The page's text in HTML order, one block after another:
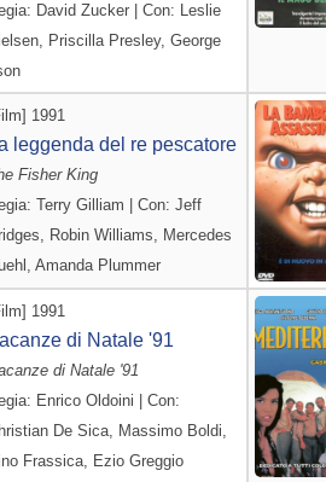
David Zucker | Con: Leslie
Priscilla Presley, George
1991
leggenda del re pescatore
Fisher King
Terry Gilliam | Con: Jeff
Robin Williams, Mercedes
Amanda Plummer
1991
di Natale '91
di Natale '91
Enrico Oldoini | Con:
De Sica, Massimo Boldi,
Frassica, Ezio Greggio